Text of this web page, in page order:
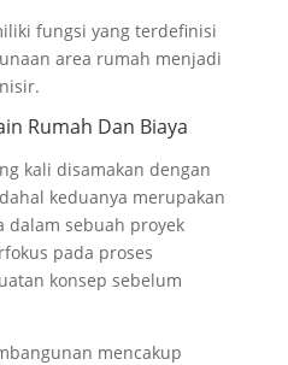
fungsi yang terdefinisi
area rumah menjadi
Rumah Dan Biaya
kali disamakan dengan
keduanya merupakan
dalam sebuah proyek
pada proses
konsep sebelum
mencakup